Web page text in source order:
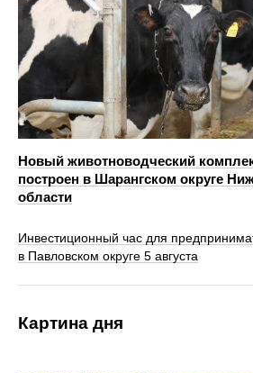
Новый животноводческий
построен в Шарангском округе
области
Инвестиционный час для
в Павловском округе 5 августа
Картина дня